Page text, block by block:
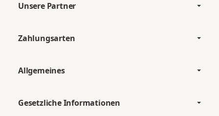
Unsere Partner
Zahlungsarten
Allgemeines
Gesetzliche Informationen